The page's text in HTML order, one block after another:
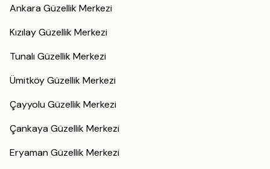
Ankara Güzellik Merkezi
Kızılay Güzellik Merkezi
Tunalı Güzellik Merkezi
Ümitköy Güzellik Merkezi
Çayyolu Güzellik Merkezi
Çankaya Güzellik Merkezi
Eryaman Güzellik Merkezi